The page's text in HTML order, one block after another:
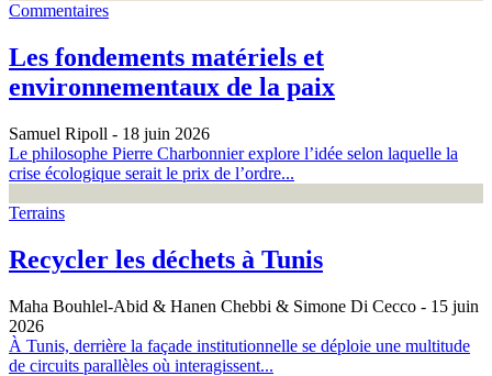
Commentaires
Les fondements matériels et
environnementaux de la paix
Samuel Ripoll - 18 juin 2026
Le philosophe Pierre Charbonnier explore l’idée selon laquelle la
crise écologique serait le prix de l’ordre...
Terrains
Recycler les déchets à Tunis
Maha Bouhlel-Abid & Hanen Chebbi & Simone Di Cecco - 15 juin
2026
À Tunis, derrière la façade institutionnelle se déploie une multitude
de circuits parallèles où interagissent...